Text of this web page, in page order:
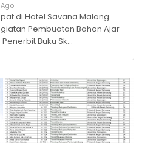
di Hotel Savana Malang
Pembuatan Bahan Ajar
Buku Sk…